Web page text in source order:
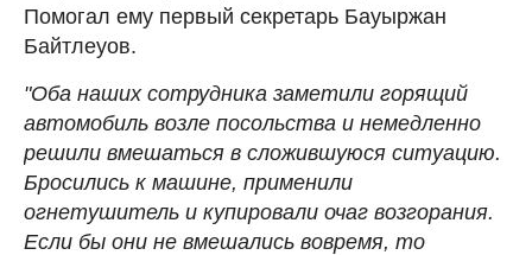
Помогал ему первый секретарь Бауыржан
Байтлеуов.
"Оба наших сотрудника заметили горящий
автомобиль возле посольства и немедленно
решили вмешаться в сложившуюся ситуацию.
Бросились к машине, применили
огнетушитель и купировали очаг возгорания.
Если бы они не вмешались вовремя, то